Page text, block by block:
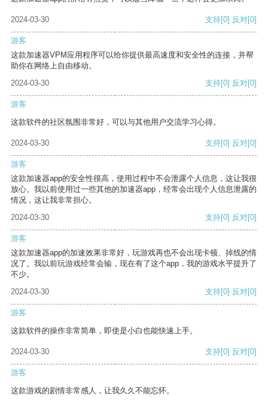
2024-03-30 支持[0] 反对[0]
游客
这款加速器VPM应用程序可以给你提供最高速度和安全性的连接，并帮
助你在网络上自由移动。
2024-03-30
支持[0] 反对[0]
游客
这款软件的社区氛围非常好，可以与其他用户交流学习心得。
2024-03-30 支持[0] 反对[0]
游客
这款加速器app的安全性很高，使用过程中不会泄露个人信息，这让我很
放心。我以前使用过一些其他的加速器app，经常会出现个人信息泄露的
情况，这让我非常担心。
2024-03-30
支持[0] 反对[0]
游客
这款加速器app的加速效果非常好，玩游戏再也不会出现卡顿、掉线的情
况了。我以前玩游戏经常会输，现在有了这个app，我的游戏水平提升了
不少。
2024-03-30
支持[0] 反对[0]
游客
这款软件的操作非常简单，即使是小白也能快速上手。
2024-03-30 支持[0] 反对[0]
游客
这款游戏的剧情非常感人，让我久久不能忘怀。